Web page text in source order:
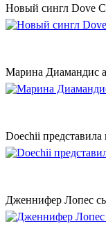
Новый сингл Dove
Марина Диамандис
Doechii
Дженнифер Лопес